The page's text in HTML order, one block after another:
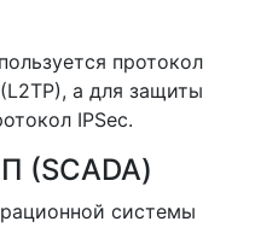
протокол
а для защиты
IPSec.
(SCADA)
системы